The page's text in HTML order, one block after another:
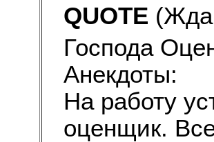
QUOTE
Господа
Анекдоты:
На работу
оценщик.